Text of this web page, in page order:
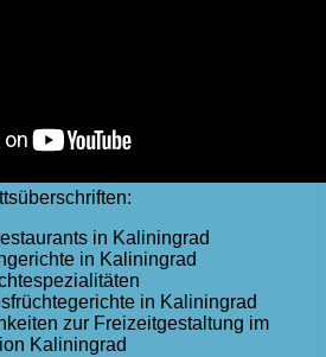
in Kaliningrad
in Kaliningrad
in Kaliningrad
zur Freizeitgestaltung im
Kaliningrad